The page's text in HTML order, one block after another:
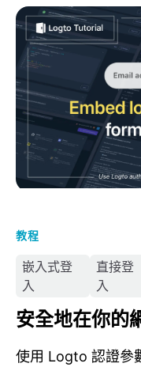
教程
嵌入式登
入
直接登
入
安全地在你的
使用 Logto 認證參
安全地在你的網站嵌